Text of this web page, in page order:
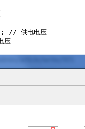
// 供电电压
压